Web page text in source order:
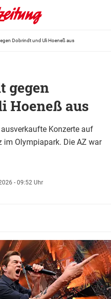
Dobrindt und Uli Hoeneß aus
gegen
Hoeneß aus
Konzerte auf
im Olympiapark. Die AZ war
- 09:52 Uhr